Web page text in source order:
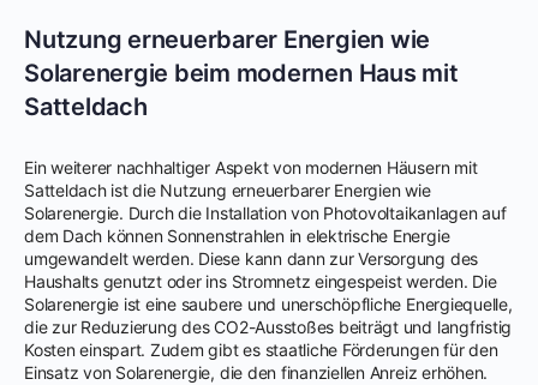
Nutzung erneuerbarer Energien wie
Solarenergie beim modernen Haus mit
Satteldach
Ein weiterer nachhaltiger Aspekt von modernen Häusern mit
Satteldach ist die Nutzung erneuerbarer Energien wie
Solarenergie. Durch die Installation von Photovoltaikanlagen auf
dem Dach können Sonnenstrahlen in elektrische Energie
umgewandelt werden. Diese kann dann zur Versorgung des
Haushalts genutzt oder ins Stromnetz eingespeist werden. Die
Solarenergie ist eine saubere und unerschöpfliche Energiequelle,
die zur Reduzierung des CO2-Ausstoßes beiträgt und langfristig
Kosten einspart. Zudem gibt es staatliche Förderungen für den
Einsatz von Solarenergie, die den finanziellen Anreiz erhöhen.